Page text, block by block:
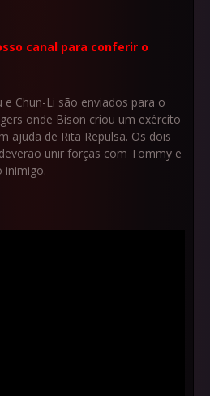
canal para conferir o
Chun-Li são enviados para o
onde Bison criou um exército
ajuda de Rita Repulsa. Os dois
unir forças com Tommy e
inimigo.